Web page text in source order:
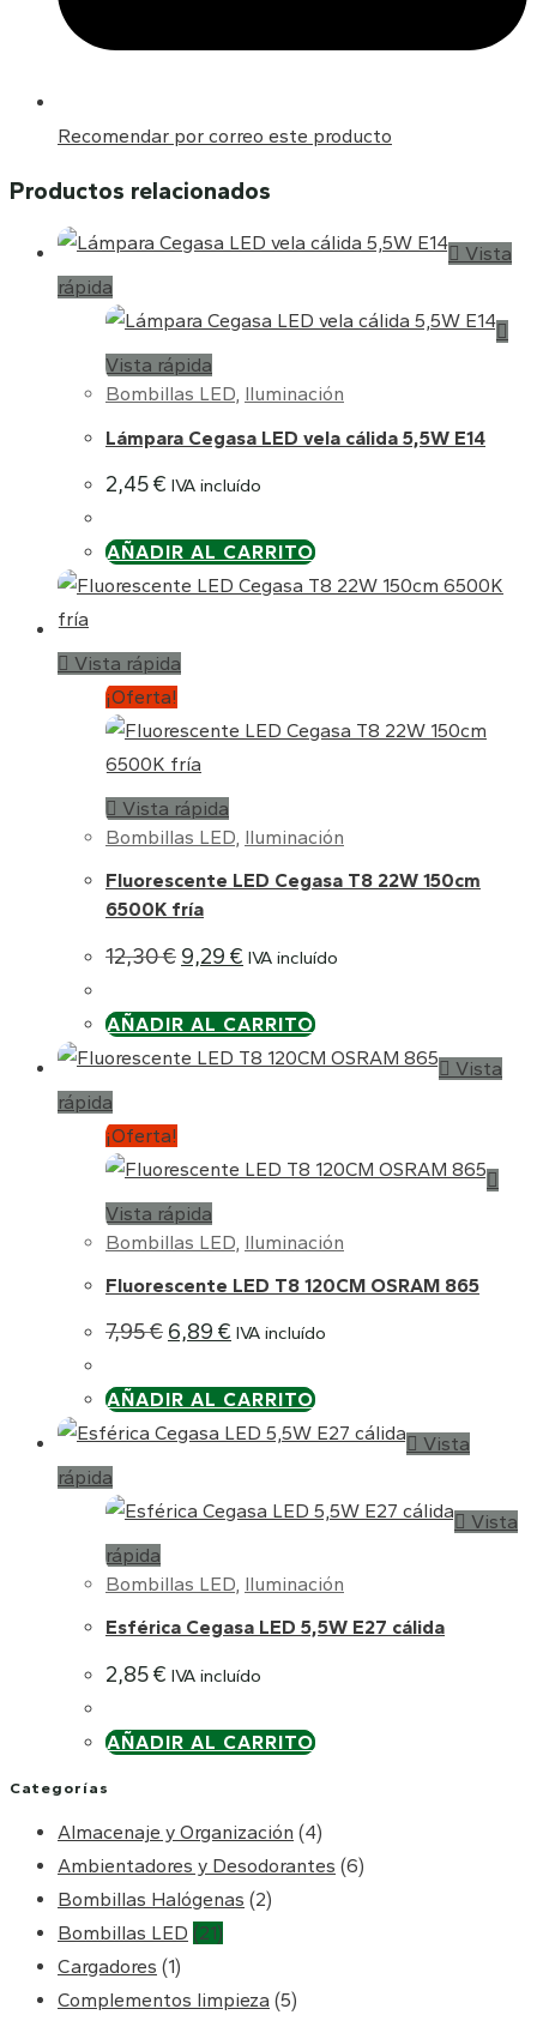
Recomendar por correo este producto
Productos relacionados
Vista
rápida
Vista rápida
Bombillas LED, Iluminación
Lámpara Cegasa LED vela cálida 5,5W E14
2,45€ IVA incluído
AÑADIR AL CARRITO
Vista rápida
¡Oferta!
Vista rápida
Bombillas LED, Iluminación
Fluorescente LED Cegasa T8 22W 150cm
6500K fría
12,30€ El
precio
era:
12,30 €.
9,29 € El
precio
es:
9,29 €.
IVA incluído
AÑADIR AL CARRITO
Vista
rápida
¡Oferta!
Vista rápida
Bombillas LED Iluminación
Fluorescente LED T8 120CM OSRAM 865
7,95€ El
precio
era:
7,95 €.
6,89 € El
precio
es:
6,89 €.
IVA incluído
AÑADIR AL CARRITO
Vista
rápida
Vista
rápida
Bombillas LED, Iluminación
Esférica Cegasa LED 5,5W E27 cálida
2,85€ IVA incluído
AÑADIR AL CARRITO
Categorías
Almacenaje y Organización (4)
Ambientadores y Desodorantes (6)
Bombillas Halógenas (2)
Bombillas LED (21)
Cargadores (1)
Complementos limpieza (5)